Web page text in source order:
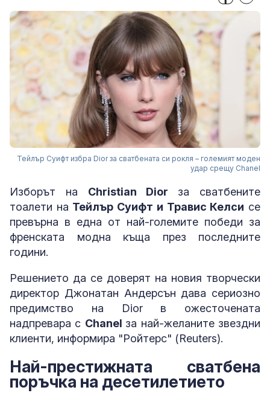
Тейлър Суифт избра Dior за сватбената си рокля – големият моден
удар срещу Chanel
Изборът на Christian Dior за сватбените
тоалети на Тейлър Суифт и Травис Келси се
превърна в една от най-големите победи за
френската модна къща през последните
години.
Решението да се доверят на новия творчески
директор Джонатан Андерсън дава сериозно
предимство на Dior в ожесточената
надпревара с Chanel за най-желаните звездни
клиенти, информира "Ройтерс" (Reuters).
Най-престижната сватбена
поръчка на десетилетието